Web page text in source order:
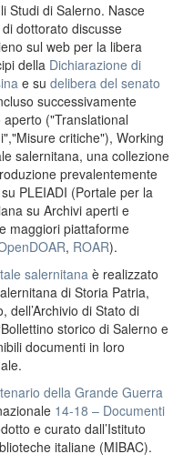
Studi di Salerno. Nasce
dottorato discusse
sul web per la libera
della Dichiarazione di
e su delibera del senato
successivamente
("Translational
critiche"), Working
salernitana, una collezione
prevalentemente
PLEIADI (Portale per la
su Archivi aperti e
maggiori piattaforme
, ROAR).
salernitana è realizzato
di Storia Patria,
dell’Archivio di Stato di
storico di Salerno e
documenti in loro
della Grande Guerra
14-18 – Documenti
e curato dall’Istituto
italiane (MIBAC).